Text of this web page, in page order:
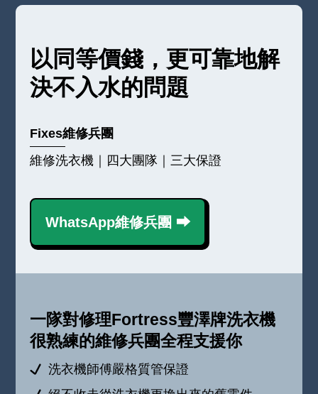
以同等價錢，更可靠地解
決不入水的問題
Fixes維修兵團
維修洗衣機｜四大團隊｜三大保證
WhatsApp維修兵團 ⮕
一隊對修理Fortress豐澤牌洗衣機
很熟練的維修兵團全程支援你
洗衣機師傅嚴格質管保證